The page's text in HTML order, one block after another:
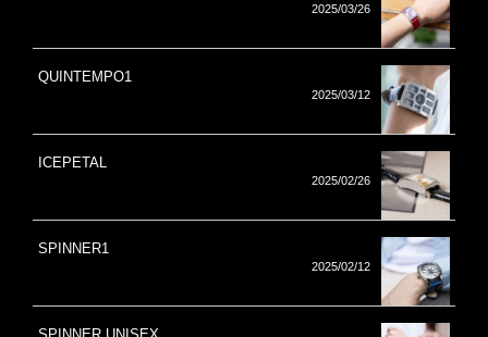
2025/03/26
QUINTEMPO1
2025/03/12
ICEPETAL
2025/02/26
SPINNER1
2025/02/12
SPINNER UNISEX